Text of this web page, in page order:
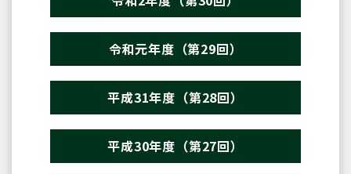
令和元年度（第29回）
平成31年度（第28回）
平成30年度（第27回）